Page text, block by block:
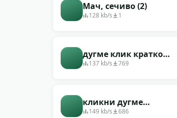
Мач, сечиво (2)
128 kb/s 1
дугме клик кратко
звоњење затвори суво
137 kb/s 769
кликни дугме
једнократно кратко
149 kb/s 686